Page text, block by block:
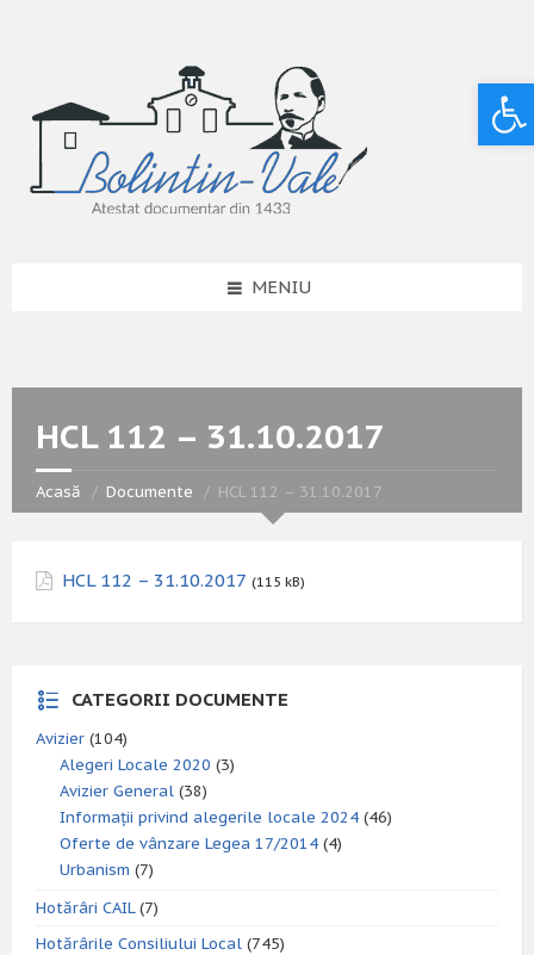
MENIU
HCL 112 – 31.10.2017
Acasă Documente HCL 112 – 31.10.2017
HCL 112 – 31.10.2017 (115 kB)
CATEGORII DOCUMENTE
Avizier (104)
Alegeri Locale 2020 (3)
Avizier General (38)
Informații privind alegerile locale 2024 (46)
Oferte de vânzare Legea 17/2014 (4)
Urbanism (7)
Hotărâri CAIL(7)
Hotărârile Consiliului Local (745)
Deschide bara de unelte